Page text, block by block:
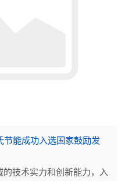
节能成功入选国家鼓励发
技术实力和创新能力，入